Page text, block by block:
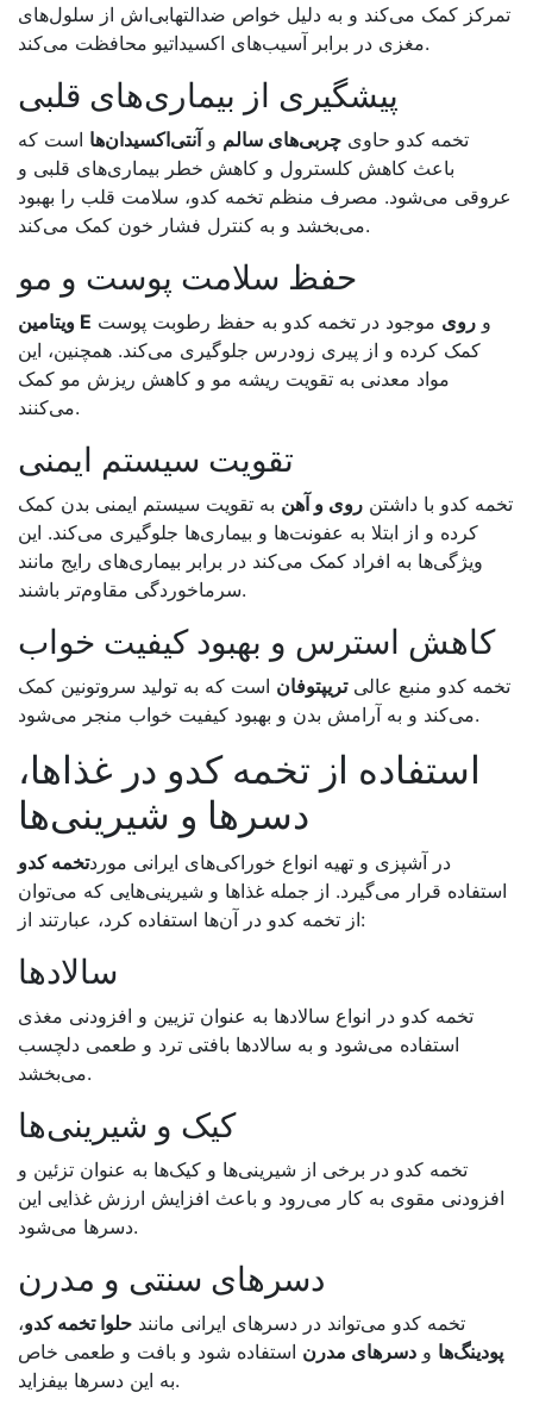
تمرکز کمک می‌کند و به دلیل خواص ضدالتهابی‌اش از سلول‌های
مغزی در برابر آسیب‌های اکسیداتیو محافظت می‌کند.
پیشگیری از بیماری‌های قلبی
تخمه کدو حاوی چربی‌های سالم و آنتی‌اکسیدان‌ها است که
باعث کاهش کلسترول و کاهش خطر بیماری‌های قلبی و
عروقی می‌شود. مصرف منظم تخمه کدو، سلامت قلب را بهبود
می‌بخشد و به کنترل فشار خون کمک می‌کند.
حفظ سلامت پوست و مو
ویتامین E و روی موجود در تخمه کدو به حفظ رطوبت پوست
کمک کرده و از پیری زودرس جلوگیری می‌کند. همچنین، این
مواد معدنی به تقویت ریشه مو و کاهش ریزش مو کمک
می‌کنند.
تقویت سیستم ایمنی
تخمه کدو با داشتن روی و آهن به تقویت سیستم ایمنی بدن کمک
کرده و از ابتلا به عفونت‌ها و بیماری‌ها جلوگیری می‌کند. این
ویژگی‌ها به افراد کمک می‌کند در برابر بیماری‌های رایج مانند
سرماخوردگی مقاوم‌تر باشند.
کاهش استرس و بهبود کیفیت خواب
تخمه کدو منبع عالیتریپتوفان است که به تولید سروتونین کمک
می‌کند و به آرامش بدن و بهبود کیفیت خواب منجر می‌شود.
استفاده از تخمه کدو در غذاها،
دسرها و شیرینی‌ها
تخمه کدودر آشپزی و تهیه انواع خوراکی‌های ایرانی مورد
استفاده قرار می‌گیرد. از جمله غذاها و شیرینی‌هایی که می‌توان
از تخمه کدو در آن‌ها استفاده کرد، عبارتند از:
سالادها
تخمه کدو در انواع سالادها به عنوان تزیین و افزودنی مغذی
استفاده می‌شود و به سالادها بافتی ترد و طعمی دلچسب
می‌بخشد.
کیک و شیرینی‌ها
تخمه کدو در برخی از شیرینی‌ها و کیک‌ها به عنوان تزئین و
افزودنی مقوی به کار می‌رود و باعث افزایش ارزش غذایی این
دسرها می‌شود.
دسرهای سنتی و مدرن
تخمه کدو می‌تواند در دسرهای ایرانی مانند حلوا تخمه کدو،
پودینگ‌ها و دسرهای مدرن استفاده شود و بافت و طعمی خاص
به این دسرها بیفزاید.